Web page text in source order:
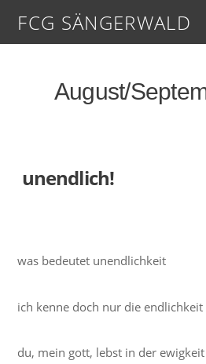
FCG SÄNGERWALD
August/
unendlich!
was bedeutet unendlichkeit
ich kenne doch nur die endlichkeit
du, mein gott, lebst in der ewigkeit